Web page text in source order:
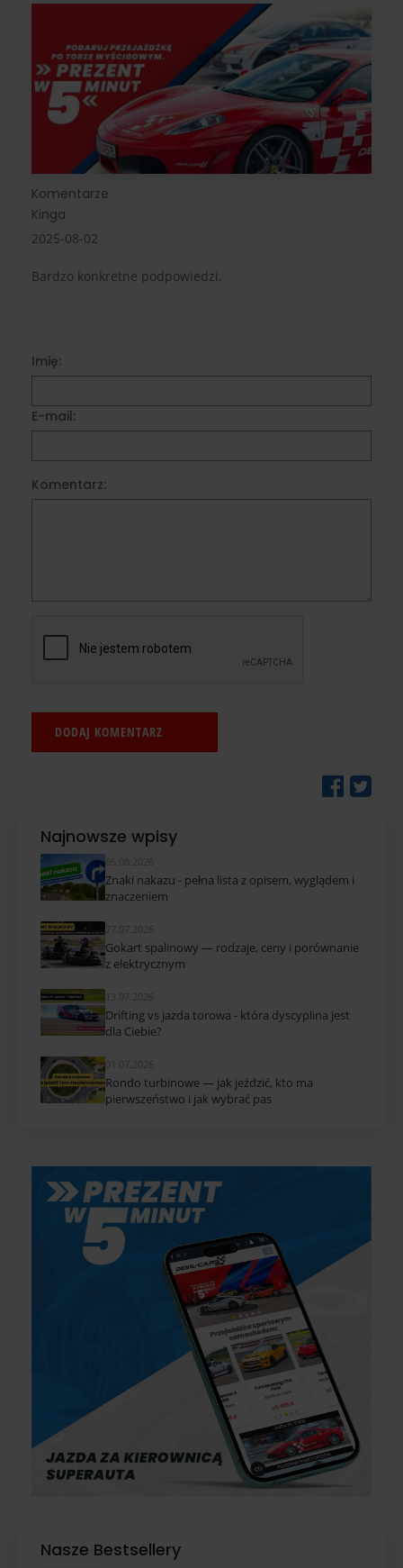
Komentarze
Kinga
2025-08-02
Bardzo konkretne podpowiedzi.
Imię:
E-mail:
Komentarz:
Najnowsze wpisy
05.08.2026
Znaki nakazu - pełna lista z opisem, wyglądem i
znaczeniem
27.07.2026
Gokart spalinowy — rodzaje, ceny i porównanie
z elektrycznym
13.07.2026
Drifting vs jazda torowa - która dyscyplina jest
dla Ciebie?
01.07.2026
Rondo turbinowe — jak jeździć, kto ma
pierwszeństwo i jak wybrać pas
Nasze Bestsellery